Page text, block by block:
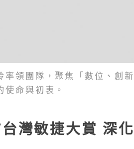
率領團隊，聚焦「數位、
使命與初衷。
灣敏捷大賞 深